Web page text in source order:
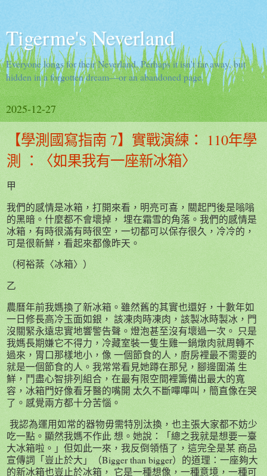
Tigerme's Neverland
Everyone longs for their Neverland. Perhaps it isn't far away, but
hidden in a forgotten dream—or an abandoned page.
2025-12-27
【學測國寫指南 7】實戰演練： 110年學
測 ：〈如果我有一座新冰箱〉
甲
我們的感情是冰箱，打開來看，明亮可喜，關起門後是嗡嗡
的黑暗。什麼都不會壞掉， 埋在霜雪的角落。我們的感情是
冰箱，有時很滿有時很空，一切都可以保存很久，冷冷的，
可是很新鮮，看起來都像昨天。
（柯裕棻〈冰箱〉）
乙
農曆年前我媽換了新冰箱。雖然舊的其實也還好，十數年如
一日修長高冷玉面如銀， 該凍肉時凍肉，該製冰時製冰，門
沒關緊永遠忠實地響警告聲。燈泡甚至沒有壞過一次。 只是
我媽長期嫌它不得力，冷藏室裝一隻生雞一鍋燉肉就周轉不
過來，胃口那樣地小，像 一個節食的人，廚房裡最不需要的
就是一個節食的人。我常常看見她蹲在那兒，腳邊圍滿 生
鮮，鬥盡心智排列組合，在最有限空間裡籌備出最大的寬
容，冰箱門好像看牙醫的嘴開 太久不斷嗶嗶叫，簡直像在哭
了。感覺兩方都十分苦惱。
我認為運用如常的器物毋需特別汰換，也主張大家都不妨少
吃一點。顯然我媽不作此 想。她說：「總之我就是想要一臺
大冰箱啦。」但如此一來，我反倒領悟了，這完全是某 商品
宣傳詞「豈止於大」（Bigger than bigger）的道理：一座夠大
的新冰箱也豈止於冰箱， 它是一種想像，一種意境，一種可